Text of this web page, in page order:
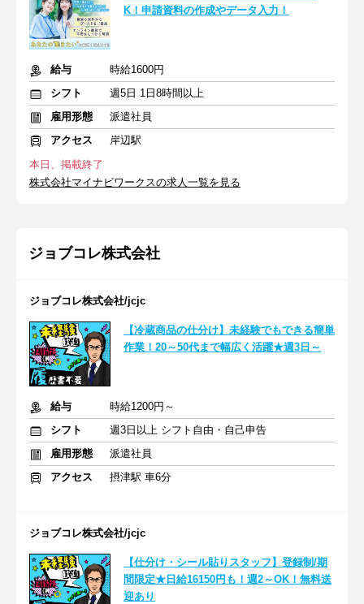
K！申請資料の作成やデータ入力！
給与
時給1600円
シフト
週5日 1日8時間以上
雇用形態
派遣社員
アクセス
岸辺駅
本日、掲載終了
株式会社マイナビワークスの求人一覧を見る
ジョブコレ株式会社
ジョブコレ株式会社/jcjc
【冷蔵商品の仕分け】未経験でもできる簡単
作業！20～50代まで幅広く活躍★週3日～
給与
時給1200円～
シフト
週3日以上 シフト自由・自己申告
雇用形態
派遣社員
アクセス
摂津駅 車6分
ジョブコレ株式会社/jcjc
【仕分け・シール貼りスタッフ】登録制/期
間限定★日給16150円も！週2～OK！無料送
迎あり